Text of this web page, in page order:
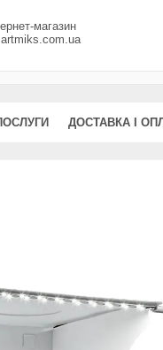
магазин
ДОСТАВКА І